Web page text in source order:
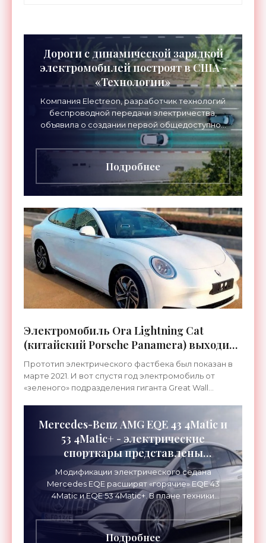
Дороги с динамической зарядкой
электромобилей построят в США -
«Технологии»
Компания Electreon, разработчик технологий
беспроводной передачи электричества,
объявила о создании первой общедоступной
дорожной системы дистанционной зарядки для
электромобилей в США.
Подробнее
Электромобиль Ora Lightning Cat
(китайский Porsche Panamera) выходит
в продажу - «Транспорт»
Прототип электрического фастбека был показан в
марте 2021. И вот спустя год электромобиль от
«зеленого» подразделения гиганта Great Wall
Mercedes-Benz АМG EQE 43 4Matic и
53 4Matic+ - электрические
спорткары представлены
официально - «Транспорт»
Модификации электрического седана
Mercedes ЕQЕ расширят «горячие» EQE 43
4Matic и EQE 53 4Matic+. В плане техники
новинки опираются на пневматическую
подвеску и АМG Ride Соntrol +,
Подробнее